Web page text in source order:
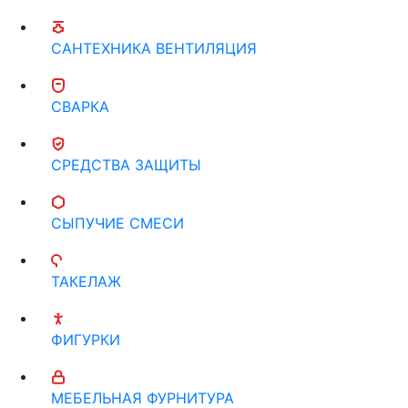
САНТЕХНИКА ВЕНТИЛЯЦИЯ
СВАРКА
СРЕДСТВА ЗАЩИТЫ
СЫПУЧИЕ СМЕСИ
ТАКЕЛАЖ
ФИГУРКИ
МЕБЕЛЬНАЯ ФУРНИТУРА